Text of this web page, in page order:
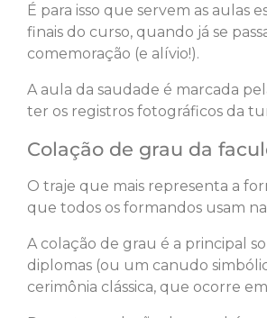
É para isso que servem as aulas
finais do curso, quando já se
comemoração (e alívio!).
A aula da saudade é marcada
ter os registros fotográficos da
Colação de grau da
O traje que mais representa a
que todos os formandos usam
A colação de grau é a principal
diplomas (ou um canudo
cerimônia clássica, que ocorre